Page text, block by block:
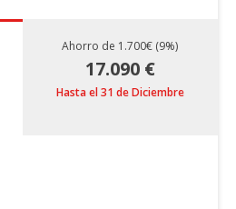
Ahorro de 1.700€ (9%)
17.090 €
Hasta el 31 de Diciembre